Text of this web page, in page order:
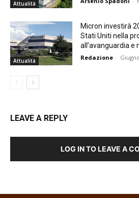
Attualità
Attualità
Micron investirà
Stati Uniti nella
all’avanguardia e
Redazione -
LEAVE A REPLY
LOG IN TO LEAVE A